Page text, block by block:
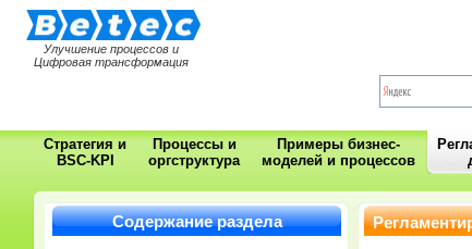
Улучшение процессов и
Цифровая трансформация
Стратегия и
BSC-KPI
Процессы и
оргструктура
Примеры бизнес-
моделей и процессов
Содержание раздела